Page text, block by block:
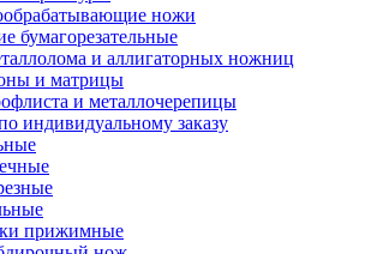
ножи
бумагорезательные
и аллигаторных ножниц
и матрицы
и металлочерепицы
индивидуальному заказу
прижимные